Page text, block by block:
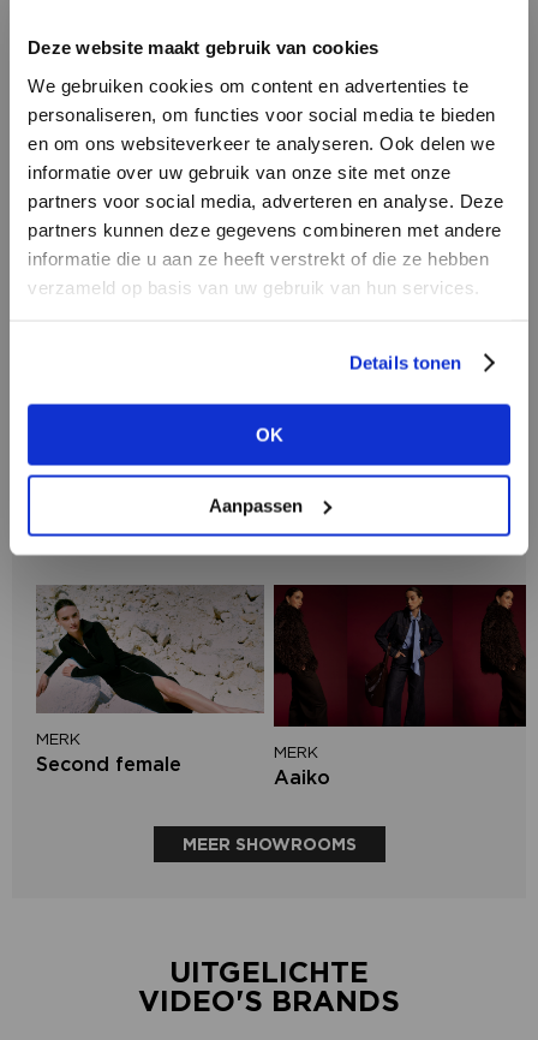
Deze website maakt gebruik van cookies
We gebruiken cookies om content en advertenties te
personaliseren, om functies voor social media te bieden
en om ons websiteverkeer te analyseren. Ook delen we
informatie over uw gebruik van onze site met onze
partners voor social media, adverteren en analyse. Deze
partners kunnen deze gegevens combineren met andere
informatie die u aan ze heeft verstrekt of die ze hebben
verzameld op basis van uw gebruik van hun services.
Details tonen
OK
Aanpassen
INLOGGEN
Wachtwoord
INLOGGEN
NOG GEEN ACCOUNT?
MERK
Knit-ted
Mos Mosh
MERK
MERK
Harper & Yve
MERK
Second female
MERK
Aaiko
MEER SHOWROOMS
UITGELICHTE
VIDEO'S BRANDS